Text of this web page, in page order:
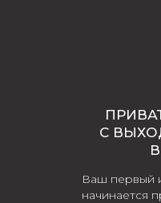
С
Ваш первый
начинается